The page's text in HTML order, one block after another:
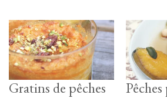
Gratins de pêches